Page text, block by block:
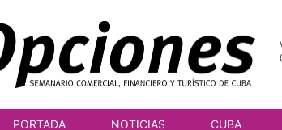
PORTADA NOTICIAS CUBA